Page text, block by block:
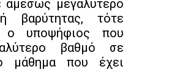
αμέσως μεγαλύτερο
βαρύτητας, τότε
ο υποψήφιος που
βαθμό σε
μάθημα που έχει